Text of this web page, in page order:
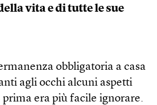
vita e di tutte le sue
obbligatoria a casa
agli occhi alcuni aspetti
era più facile ignorare.